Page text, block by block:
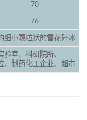
70
76
细小颗粒状的雪花碎冰
验室、科研院所、
、制药化工企业、超市